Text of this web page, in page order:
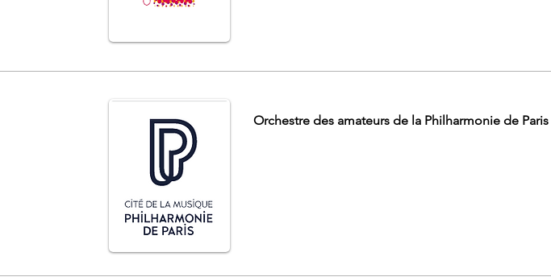
Orchestre des amateurs de la Philharmonie de Paris